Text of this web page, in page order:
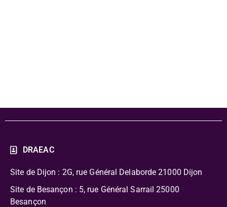
DRAEAC
Site de Dijon : 2G, rue Général Delaborde 21000 Dijon
Site de Besançon : 5, rue Général Sarrail 25000
Besançon